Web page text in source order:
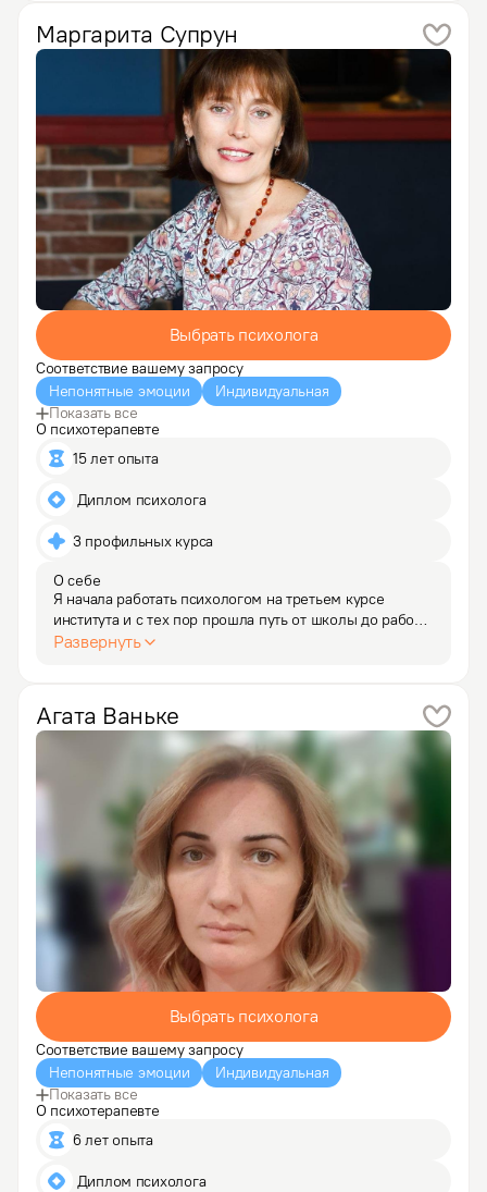
Маргарита Супрун
Выбрать психолога
Соответствие вашему запросу
Непонятные эмоции
Индивидуальная
Показать все
О психотерапевте
15 лет опыта
Диплом психолога
3 профильных курса
О себе
Я начала работать психологом на третьем курсе
института и с тех пор прошла путь от школы до работы
в детском доме и психологическом центре,
Развернуть
Агата Ваньке
Выбрать психолога
Соответствие вашему запросу
Непонятные эмоции
Индивидуальная
Показать все
О психотерапевте
6 лет опыта
Диплом психолога